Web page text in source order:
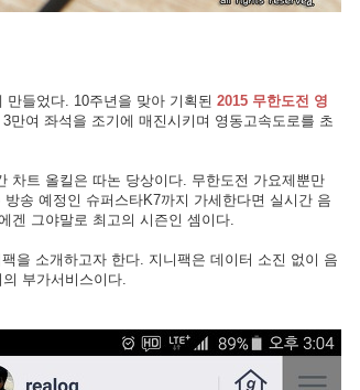
들었다. 10주년을 맞아 기획된 2015 무한도전 영
3만여 좌석을 조기에 매진시키며 영동고속도로를 초
차트 올킬은 따논 당상이다. 무한도전 가요제뿐만
송 예정인 슈퍼스타K7까지 가세한다면 실시간 음
겐 그야말로 최고의 시즌인 셈이다.
을 소개하고자 한다. 지니팩은 데이터 소진 없이 음
부가서비스이다.